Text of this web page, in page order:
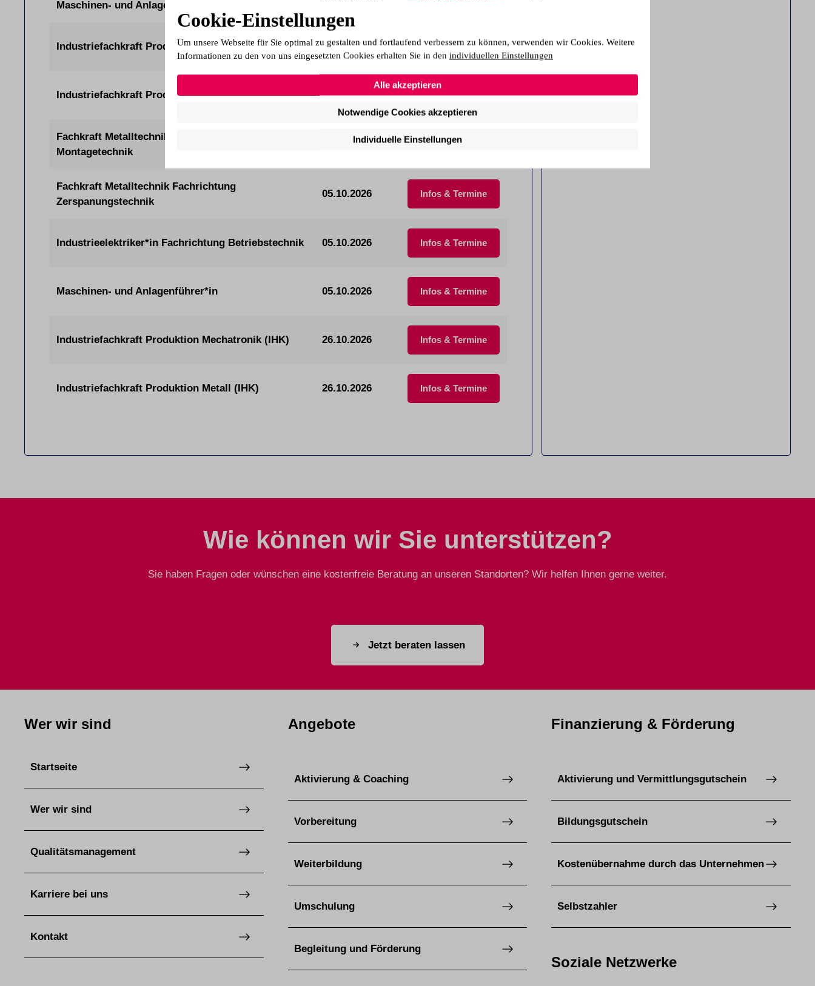
Maschinen- und Anlagenführer*in
Industriefachkraft Produktion Mechatronik (IHK) 01.09.2026 Infos & Termine
Industriefachkraft Produktion Metall (IHK) 01.09.2026 Infos & Termine
Fachkraft Metalltechnik Fachrichtung
Montagetechnik
05.10.2026 Infos & Termine
Fachkraft Metalltechnik Fachrichtung
Zerspanungstechnik
05.10.2026 Infos & Termine
Industrieelektriker*in Fachrichtung Betriebstechnik 05.10.2026 Infos & Termine
Maschinen- und Anlagenführer*in 05.10.2026 Infos & Termine
Industriefachkraft Produktion Mechatronik (IHK) 26.10.2026 Infos & Termine
Industriefachkraft Produktion Metall (IHK) 26.10.2026 Infos & Termine
Wie können wir Sie unterstützen?
Sie haben Fragen oder wünschen eine kostenfreie Beratung an unseren Standorten? Wir helfen Ihnen gerne weiter.
Jetzt beraten lassen
Wer wir sind
Startseite
Wer wir sind
Qualitätsmanagement
Karriere bei uns
Kontakt
Angebote
Aktivierung & Coaching
Vorbereitung
Weiterbildung
Umschulung
Begleitung und Förderung
Finanzierung & Förderung
Aktivierung und Vermittlungsgutschein
Bildungsgutschein
Kostenübernahme durch das Unternehmen
Selbstzahler
Soziale Netzwerke
Cookie-Einstellungen
Um unsere Webseite für Sie optimal zu gestalten und fortlaufend verbessern zu können, verwenden wir Cookies. Weitere
Informationen zu den von uns eingesetzten Cookies erhalten Sie in den individuellen Einstellungen
Alle akzeptieren
Notwendige Cookies akzeptieren
Individuelle Einstellungen